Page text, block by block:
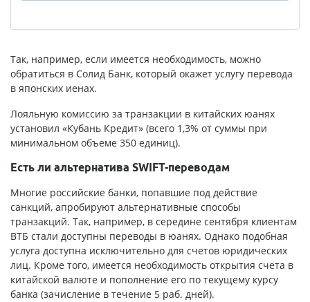
Так, например, если имеется необходимость, можно
обратиться в Солид Банк, который окажет услугу перевода
в японских иенах.
Лояльную комиссию за транзакции в китайских юанях
установил «Кубань Кредит» (всего 1,3% от суммы при
минимальном объеме 350 единиц).
Есть ли альтернатива SWIFT-переводам
Многие российские банки, попавшие под действие
санкций, апробируют альтернативные способы
транзакций. Так, например, в середине сентября клиентам
ВТБ стали доступны переводы в юанях. Однако подобная
услуга доступна исключительно для счетов юридических
лиц. Кроме того, имеется необходимость открытия счета в
китайской валюте и пополнение его по текущему курсу
банка (зачисление в течение 5 раб. дней).